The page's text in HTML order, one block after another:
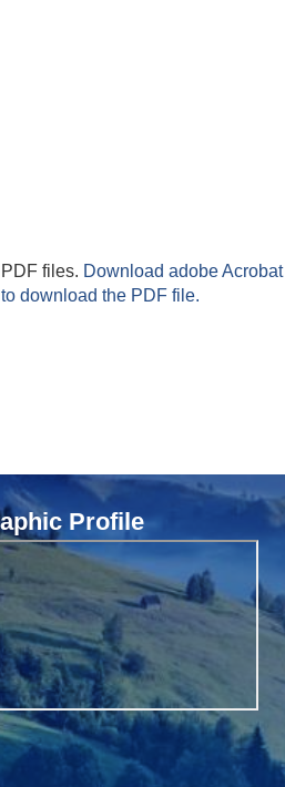
files. Download adobe Acrobat
download the PDF file.
Profile